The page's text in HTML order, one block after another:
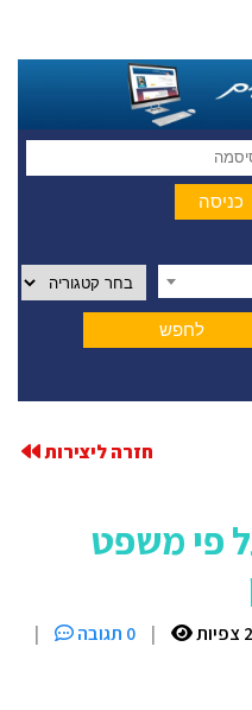
חזרה ליצירות
פי משפט
| 0 תגובה
|